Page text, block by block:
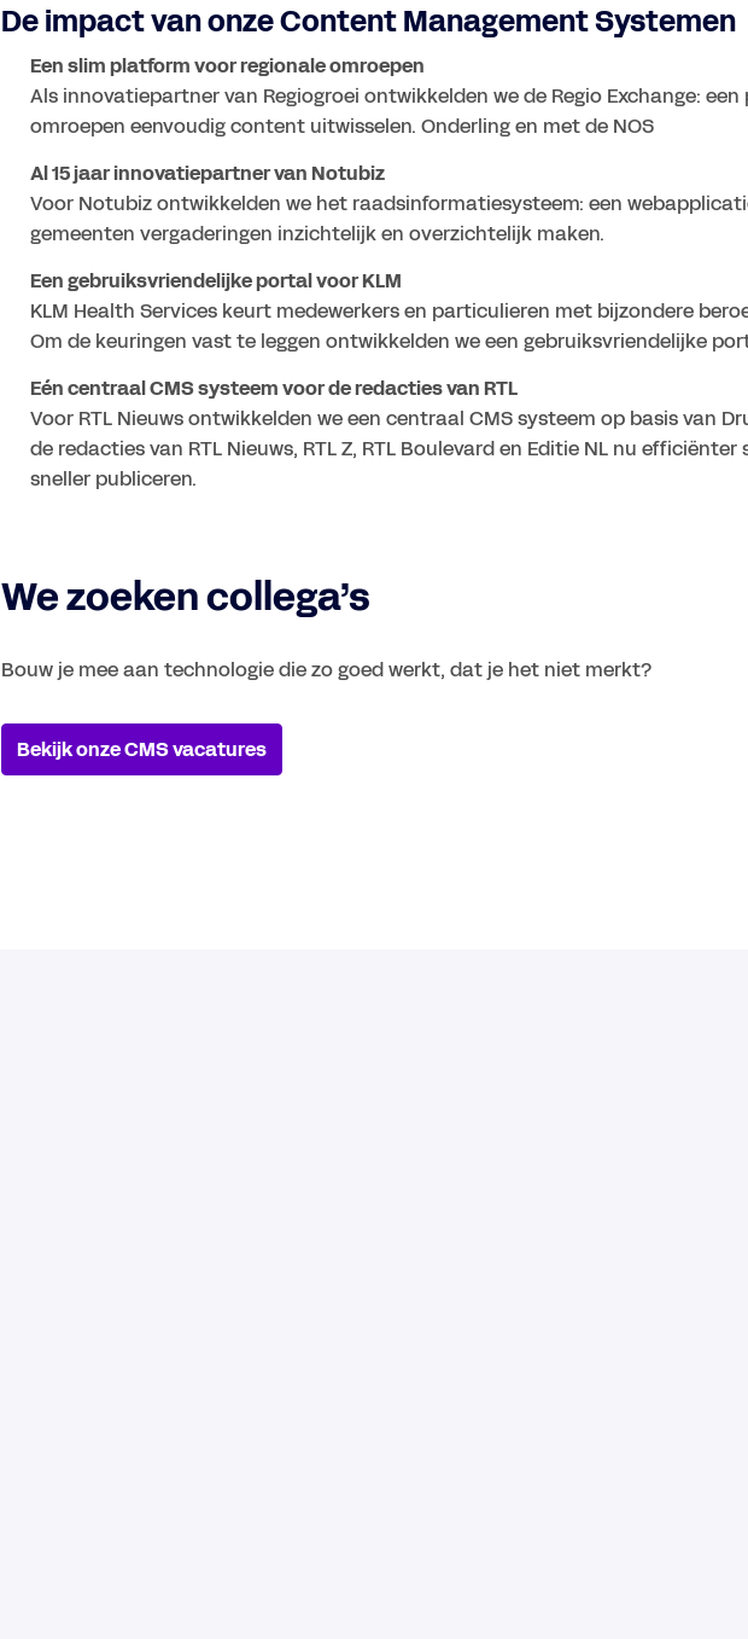
De impact van onze Content Management Systemen
Een slim platform voor regionale omroepen
Als innovatiepartner van Regiogroei ontwikkelden we de Regio Exchange:
omroepen eenvoudig content uitwisselen. Onderling en met de NOS
Al 15 jaar innovatiepartner van Notubiz
Voor Notubiz ontwikkelden we het raadsinformatiesysteem: een
gemeenten vergaderingen inzichtelijk en overzichtelijk maken.
Een gebruiksvriendelijke portal voor KLM
KLM Health Services keurt medewerkers en particulieren met bijzondere
Om de keuringen vast te leggen ontwikkelden we een gebruiksvriendelijke
Voor RTL Nieuws ontwikkelden we een centraal CMS systeem op basis van
de redacties van RTL Nieuws, RTL Z, RTL Boulevard en Editie NL nu efficiënter
sneller publiceren.
We zoeken collega’s
Bouw je mee aan technologie die zo goed werkt, dat je het niet merkt?
Bekijk onze CMS vacatures